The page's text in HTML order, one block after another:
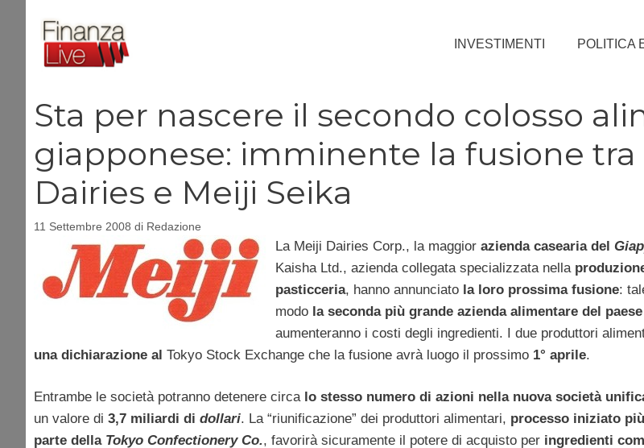
contenuto
INVESTIMENTI POLITICA
Sta per nascere il secondo colosso
giapponese: imminente la fusione tra
Dairies e Meiji Seika
11 Settembre 2008 di Redazione
La Meiji Dairies Corp., la maggior azienda casearia del
Kaisha Ltd., azienda collegata specializzata nella
pasticceria, hanno annunciato la loro prossima fusione:
modo la seconda più grande azienda alimentare del
aumenteranno i costi degli ingredienti. I due produttori
una dichiarazione al Tokyo Stock Exchange che la fusione avrà luogo il prossimo 1° aprile.
Entrambe le società potranno detenere circa lo stesso numero di azioni nella nuova società
un valore di 3,7 miliardi di dollari. La “riunificazione” dei produttori alimentari, processo iniziato
parte della Tokyo Confectionery Co., favorirà sicuramente il potere di acquisto per ingredienti